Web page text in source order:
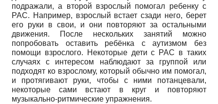
подражали, а второй взрослый помогал ребенку с
РАС. Например, взрослый встает сзади него, берет
его руки в свои, и они повторяют за остальными
движения. После нескольких занятий можно
попробовать оставить ребёнка с аутизмом без
помощи взрослого. Некоторые дети с РАС в таких
случаях с интересом наблюдают за группой или
подходят ко взрослому, который обычно им помогал,
и протягивают руки, чтобы с ними потанцевали,
некоторые сами встают в круг и повторяют
музыкально-ритмические упражнения.